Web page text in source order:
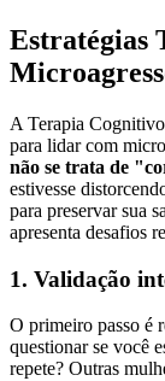
Estratégias
A Terapia
para lidar com
não se trata de
estivesse
para preservar sua
apresenta desafios
1. Validação
O primeiro passo é
questionar se você
repete? Outras